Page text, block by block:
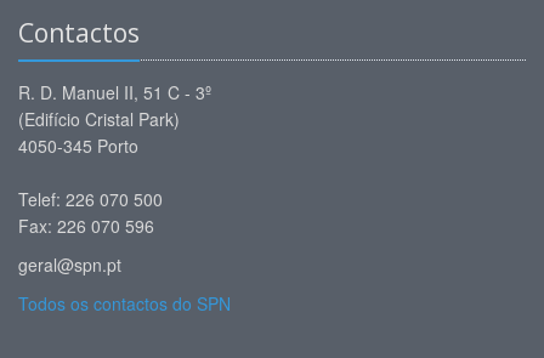
Contactos
R. D. Manuel II, 51 C - 3º
(Edifício Cristal Park)
4050-345 Porto
Telef: 226 070 500
Fax: 226 070 596
geral@spn.pt
Todos os contactos do SPN